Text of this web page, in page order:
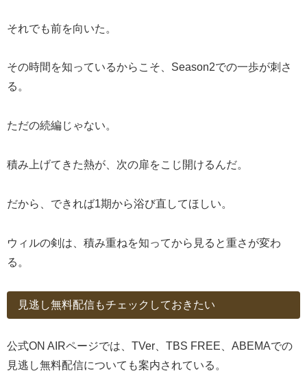
それでも前を向いた。
その時間を知っているからこそ、Season2での一歩が刺さ
る。
ただの続編じゃない。
積み上げてきた熱が、次の扉をこじ開けるんだ。
だから、できれば1期から浴び直してほしい。
ウィルの剣は、積み重ねを知ってから見ると重さが変わ
る。
見逃し無料配信もチェックしておきたい
公式ON AIRページでは、TVer、TBS FREE、ABEMAでの
見逃し無料配信についても案内されている。